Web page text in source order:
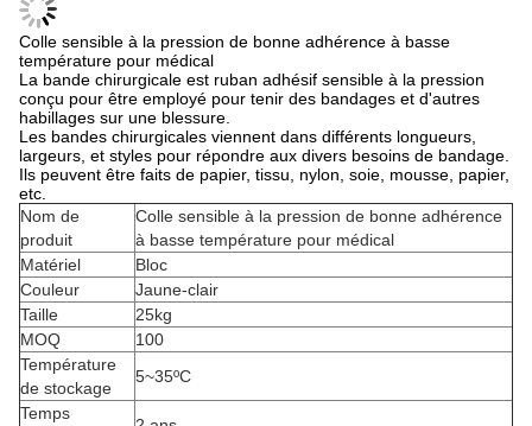
Colle sensible à la pression de bonne adhérence à basse
température pour médical
La bande chirurgicale est ruban adhésif sensible à la pression
conçu pour être employé pour tenir des bandages et d'autres
habillages sur une blessure.
Les bandes chirurgicales viennent dans différents longueurs,
largeurs, et styles pour répondre aux divers besoins de bandage.
Ils peuvent être faits de papier, tissu, nylon, soie, mousse, papier,
etc.
Nom de
produit
Colle sensible à la pression de bonne adhérence
à basse température pour médical
Matériel
Bloc
Couleur
Jaune-clair
Taille
25kg
MOQ
100
Température
de stockage
5~35ºC
Temps